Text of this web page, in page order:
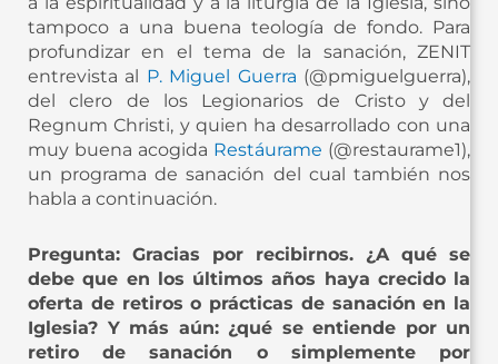
tampoco a una buena teología de fondo. Para
profundizar en el tema de la sanación, ZENIT
entrevista al P. Miguel Guerra (@pmiguelguerra),
del clero de los Legionarios de Cristo y del
Regnum Christi, y quien ha desarrollado con una
muy buena acogida Restáurame (@restaurame1),
un programa de sanación del cual también nos
habla a continuación.
Pregunta: Gracias por recibirnos. ¿A qué se
debe que en los últimos años haya crecido la
oferta de retiros o prácticas de sanación en la
Iglesia? Y más aún: ¿qué se entiende por un
retiro de sanación o simplemente por